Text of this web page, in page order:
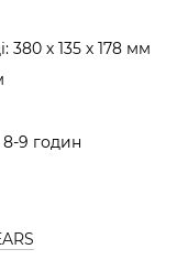
380 х 135 х 178 мм
9 годин